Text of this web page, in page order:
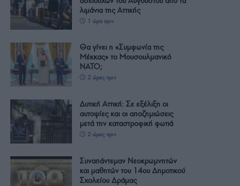
λιμάνια της Αττικής
1 ώρα πριν
Θα γίνει η «Συμφωνία της
Μέκκας» το Μουσουλμανικό
ΝΑΤΟ;
2 ώρες πριν
Δυτική Αττική: Σε εξέλιξη οι
αυτοψίες και οι αποζημιώσεις
μετά την καταστροφική φωτιά
2 ώρες πριν
Συναπάντεμαν Νεοκρωμνητών
και μαθητών του 14ου Δημοτικού
Σχολείου Δράμας